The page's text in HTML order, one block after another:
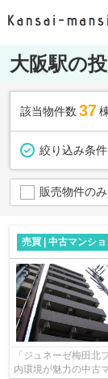
大阪駅の
該当物件数 37
絞り込み条件
販売物件のみ
売買 | 中古マンシ
「ジュネーゼ梅田
内環境が魅力の中古